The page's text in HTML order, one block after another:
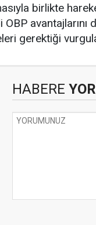
birlikte
OBP
gerektiği
HABERE